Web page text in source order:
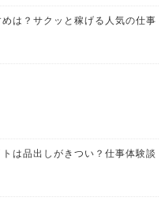
は？サクッと稼げる人気の仕事
は品出しがきつい？仕事体験談